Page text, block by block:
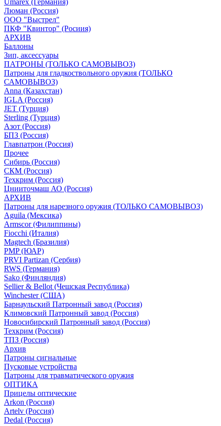
Umarex (Германия)
Люман (Россия)
ООО "Выстрел"
ПКФ "Квинтор" (Росиия)
АРХИВ
Баллоны
Зип, аксессуары
ПАТРОНЫ (ТОЛЬКО САМОВЫВОЗ)
Патроны для гладкоствольного оружия (ТОЛЬКО
САМОВЫВОЗ)
Anna (Казахстан)
IGLA (Россия)
JET (Турция)
Sterling (Турция)
Азот (Россия)
БПЗ (Россия)
Главпатрон (Россия)
Прочее
Сибирь (Россия)
СКМ (Россия)
Техкрим (Россия)
Цнииточмаш АО (Россия)
АРХИВ
Патроны для нарезного оружия (ТОЛЬКО САМОВЫВОЗ)
Aguila (Мексика)
Armscor (Филиппины)
Fiocchi (Италия)
Magtech (Бразилия)
PMP (ЮАР)
PRVI Partizan (Сербия)
RWS (Германия)
Sako (Финляндия)
Sellier & Bellot (Чешская Республика)
Winchester (США)
Барнаульский Патронный завод (Россия)
Климовский Патронный завод (Россия)
Новосибирский Патронный завод (Россия)
Техкрим (Россия)
ТПЗ (Россия)
Архив
Патроны сигнальные
Пусковые устройства
Патроны для травматического оружия
ОПТИКА
Прицелы оптические
Arkon (Россия)
Artelv (Россия)
Dedal (Россия)